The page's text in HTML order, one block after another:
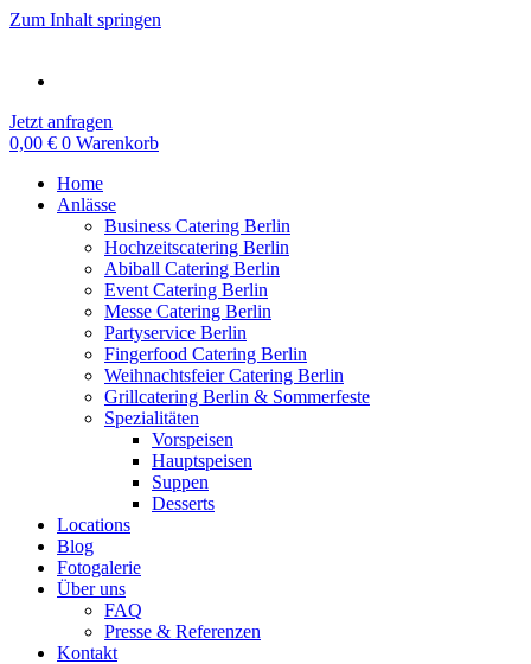
Zum Inhalt springen
Jetzt anfragen
0,00 € 0 Warenkorb
Home
Anlässe
Business Catering Berlin
Hochzeitscatering Berlin
Abiball Catering Berlin
Event Catering Berlin
Messe Catering Berlin
Partyservice Berlin
Fingerfood Catering Berlin
Weihnachtsfeier Catering Berlin
Grillcatering Berlin & Sommerfeste
Spezialitäten
Vorspeisen
Hauptspeisen
Suppen
Desserts
Locations
Blog
Fotogalerie
Über uns
FAQ
Presse & Referenzen
Kontakt